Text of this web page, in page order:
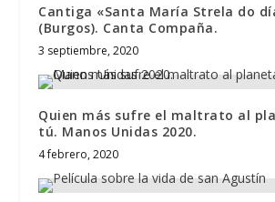
Cantiga «Santa María Strela do
(Burgos). Canta Compaña.
3 septiembre, 2020
Quien más sufre el maltrato al
tú. Manos Unidas 2020.
4 febrero, 2020